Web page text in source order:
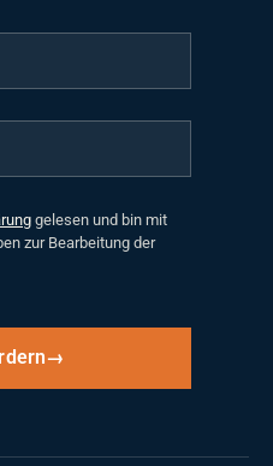
gelesen und bin mit
zur Bearbeitung der